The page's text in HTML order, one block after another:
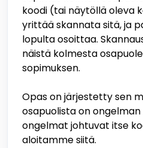
koodi (tai näytöllä oleva
yrittää skannata sitä, ja
lopulta osoittaa.
näistä kolmesta
sopimuksen.
Opas on järjestetty sen
osapuolista on
ongelmat johtuvat itse
aloitamme siitä.